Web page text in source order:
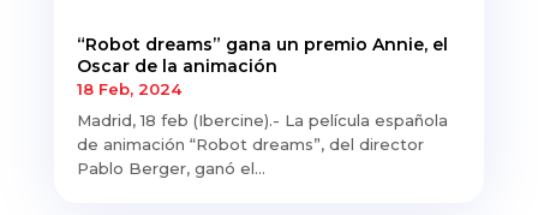
“Robot dreams” gana un premio Annie, el
Oscar de la animación
18 Feb, 2024
Madrid, 18 feb (Ibercine).- La película española
de animación “Robot dreams”, del director
Pablo Berger, ganó el...